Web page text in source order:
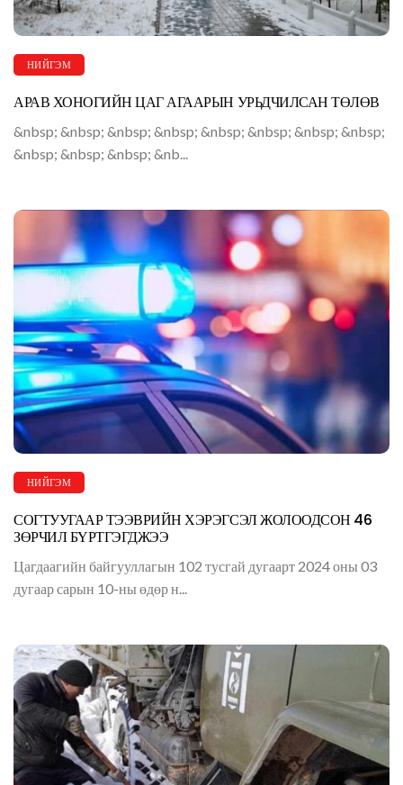
НИЙГЭМ
АРАВ ХОНОГИЙН ЦАГ АГААРЫН УРЬДЧИЛСАН ТӨЛӨВ
&nbsp; &nbsp; &nbsp; &nbsp; &nbsp; &nbsp; &nbsp; &nbsp;
&nbsp; &nbsp; &nbsp; &nb...
НИЙГЭМ
СОГТУУГААР ТЭЭВРИЙН ХЭРЭГСЭЛ ЖОЛООДСОН 46
ЗӨРЧИЛ БҮРТГЭГДЖЭЭ
Цагдаагийн байгууллагын 102 тусгай дугаарт 2024 оны 03
дугаар сарын 10-ны өдөр н...